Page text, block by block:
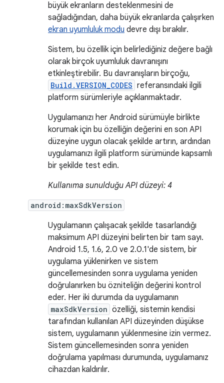
büyük ekranların desteklenmesini de
sağladığından, daha büyük ekranlarda çalışırken
ekran uyumluluk modu devre dışı bırakılır.
Sistem, bu özellik için belirlediğiniz değere bağlı
olarak birçok uyumluluk davranışını
etkinleştirebilir. Bu davranışların birçoğu,
Build.VERSION_CODES referansındaki ilgili
platform sürümleriyle açıklanmaktadır.
Uygulamanızı her Android sürümüyle birlikte
korumak için bu özelliğin değerini en son API
düzeyine uygun olacak şekilde artırın, ardından
uygulamanızı ilgili platform sürümünde kapsamlı
bir şekilde test edin.
Kullanıma sunulduğu API düzeyi: 4
android:maxSdkVersion
Uygulamanın çalışacak şekilde tasarlandığı
maksimum API düzeyini belirten bir tam sayı.
Android 1.5, 1.6, 2.0 ve 2.0.1'de sistem, bir
uygulama yüklenirken ve sistem
güncellemesinden sonra uygulama yeniden
doğrulanırken bu özniteliğin değerini kontrol
eder. Her iki durumda da uygulamanın
maxSdkVersion özelliği, sistemin kendisi
tarafından kullanılan API düzeyinden düşükse
sistem, uygulamanın yüklenmesine izin vermez.
Sistem güncellemesinden sonra yeniden
doğrulama yapılması durumunda, uygulamanız
cihazdan kaldırılır.